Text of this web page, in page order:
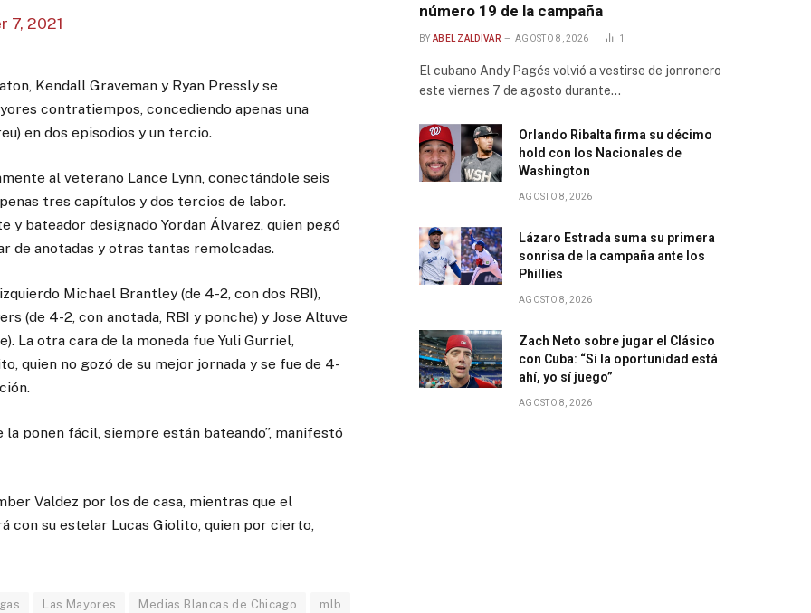
7, 2021
Kendall Graveman y Ryan Pressly se
contratiempos, concediendo apenas una
en dos episodios y un tercio.
al veterano Lance Lynn, conectándole seis
tres capítulos y dos tercios de labor.
bateador designado Yordan Álvarez, quien pegó
de anotadas y otras tantas remolcadas.
Michael Brantley (de 4-2, con dos RBI),
(de 4-2, con anotada, RBI y ponche) y Jose Altuve
La otra cara de la moneda fue Yuli Gurriel,
quien no gozó de su mejor jornada y se fue de 4-
la ponen fácil, siempre están bateando”, manifestó
Valdez por los de casa, mientras que el
con su estelar Lucas Giolito, quien por cierto,
Las Mayores Medias Blancas de Chicago mlb
número 19 de la campaña
BY ABEL ZALDÍVAR AGOSTO 8, 2026 1
El cubano Andy Pagés volvió a vestirse de jonronero
este viernes 7 de agosto durante…
Orlando Ribalta firma su décimo
hold con los Nacionales de
Washington
AGOSTO 8, 2026
Lázaro Estrada suma su primera
sonrisa de la campaña ante los
Phillies
AGOSTO 8, 2026
Zach Neto sobre jugar el Clásico
con Cuba: “Si la oportunidad está
ahí, yo sí juego”
AGOSTO 8, 2026